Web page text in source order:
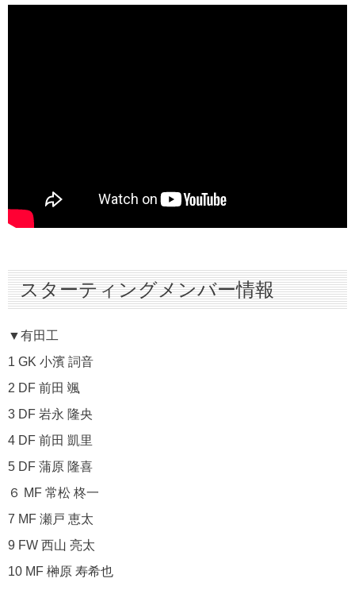
スターティングメンバー情報
▼有田工
1 GK 小濱 詞音
2 DF 前田 颯
3 DF 岩永 隆央
4 DF 前田 凱里
5 DF 蒲原 隆喜
６ MF 常松 柊一
7 MF 瀬戸 恵太
9 FW 西山 亮太
10 MF 榊原 寿希也